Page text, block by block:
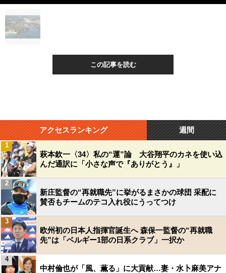
この記事を読む
アクセスランキング 週間
萩本欽一〈34〉私の“運”論 大谷翔平のカネを使い込
んだ通訳に「小さな声で『ありがとう』」
1
新庄監督の“再就職先”に挙がるまさかの球団 采配に
賛否もチームのテコ入れ役にうってつけ
2
欧州初の日本人指揮官誕生へ 森保一監督の“再就職
先”は「ベルギー1部の日系クラブ」一択か
3
中村倫也が「風、薫る」に大貢献…妻・水卜麻美アナ
4